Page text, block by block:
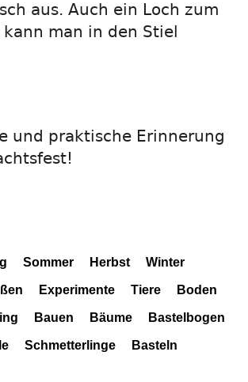
aus. Auch ein Loch zum
man in den Stiel
und praktische Erinnerung
Sommer Herbst Winter
Experimente Tiere Boden
Bauen Bäume Bastelbogen
Schmetterlinge Basteln